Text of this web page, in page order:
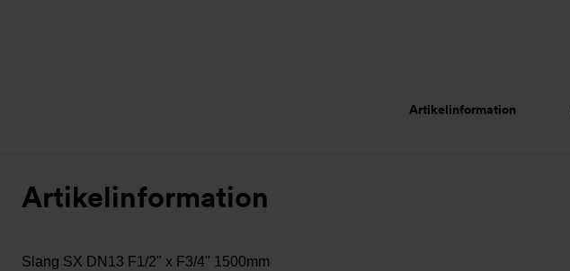
Artikelinformation
Artikelinformation
Slang SX DN13 F1/2" x F3/4" 1500mm